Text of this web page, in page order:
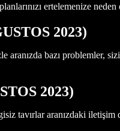
ertelemenize
2023)
aranızda bazı problemler,
2023)
tavırlar aranızdaki